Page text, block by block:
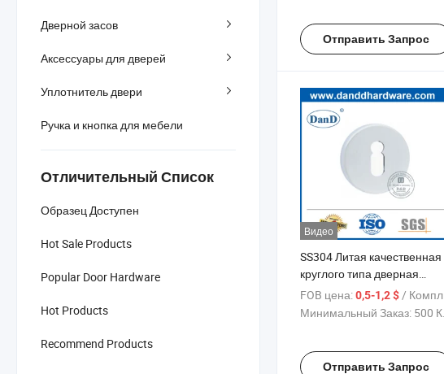
Дверной засов
Аксессуары для дверей
Уплотнитель двери
Ручка и кнопка для мебели
Отличительный Список
Образец Доступен
Hot Sale Products
Popular Door Hardware
Hot Products
Recommend Products
Отправить Запрос
Видео
SS304 Литая качественная
круглого типа дверная
эскутcheon для рычага
двери
FOB цена:0,5-1,2 $ / Комплект
Минимальный Заказ: 500 Комплекты
Отправить Запрос